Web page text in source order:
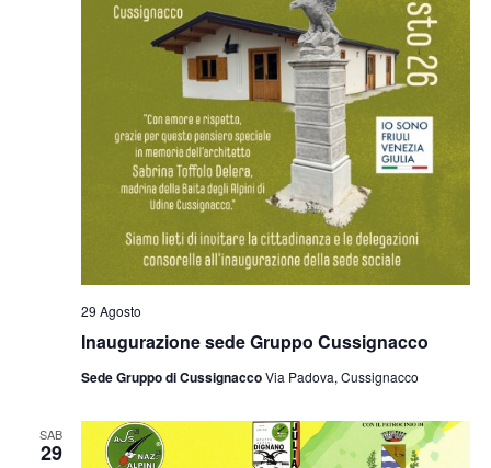
Inaugurazione sede Gruppo Cussignacco
29 Agosto
Sede Gruppo di CussignaccoVia Padova, Cussignacco
SAB
29